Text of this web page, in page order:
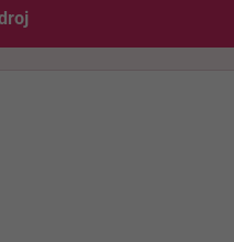
sa otvorí v novom okne